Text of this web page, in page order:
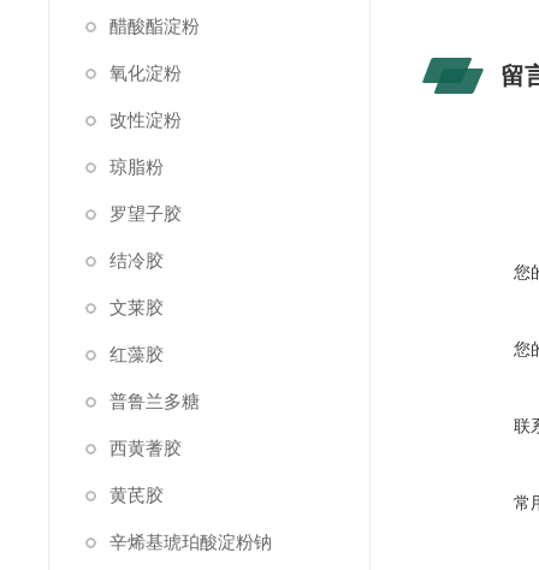
醋酸酯淀粉
氧化淀粉
改性淀粉
琼脂粉
罗望子胶
结冷胶
文莱胶
红藻胶
普鲁兰多糖
西黄蓍胶
黄芪胶
辛烯基琥珀酸淀粉钠
留
您
您
联
常